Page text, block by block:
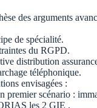
des arguments
de spécialité.
du RGPD.
distribution
téléphonique.
envisagées :
premier scénario :
les 2 GIE .